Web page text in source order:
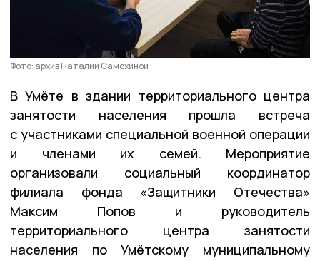
Фото: архив Наталии Самохиной
В Умёте в здании территориального центра
занятости населения прошла встреча
с участниками специальной военной операции
и членами их семей. Мероприятие
организовали социальный координатор
филиала фонда «Защитники Отечества»
Максим Попов и руководитель
территориального центра занятости
населения по Умётскому муниципальному